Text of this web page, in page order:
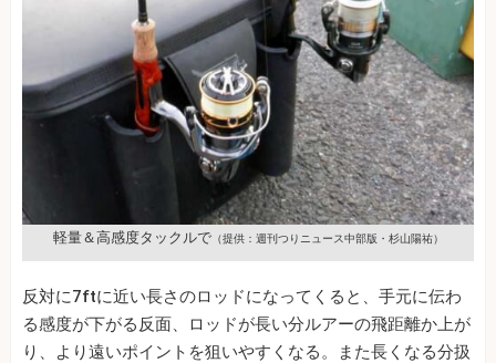
軽量＆高感度タックルで（提供：週刊つりニュース中部版・杉山陽祐）
反対に7ftに近い長さのロッドになってくると、手元に伝わ
る感度が下がる反面、ロッドが長い分ルアーの飛距離か上が
り、より遠いポイントを狙いやすくなる。また長くなる分扱